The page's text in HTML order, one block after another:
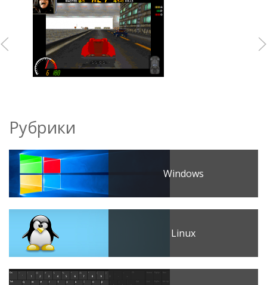
Рубрики
Windows
Linux